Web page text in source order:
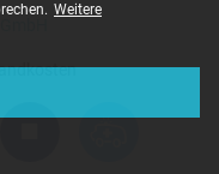
Weitere